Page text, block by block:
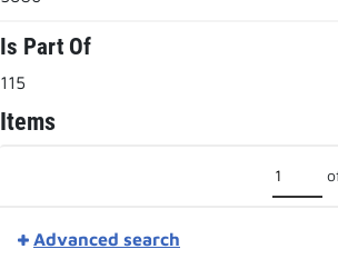
Is Part Of
115
Items
Advanced search